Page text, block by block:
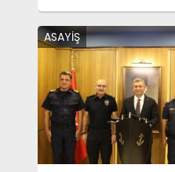
ASAYİŞ